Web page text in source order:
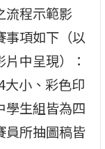
流程示範影
事項如下（以
中呈現）：
大小、彩色印
學生組皆為四
員所抽圖稿皆